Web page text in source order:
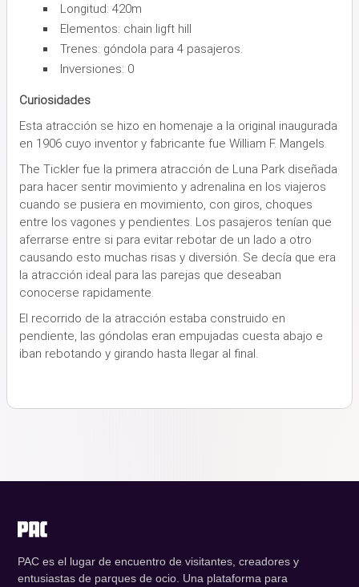
Longitud: 420m
Elementos: chain ligft hill
Trenes: góndola para 4 pasajeros.
Inversiones: 0
Curiosidades
Esta atracción se hizo en homenaje a la original inaugurada
en 1906 cuyo inventor y fabricante fue William F. Mangels.
The Tickler fue la primera atracción de Luna Park diseñada
para hacer sentir movimiento y adrenalina en los viajeros
cuando se pusiera en movimiento, con giros, choques
entre los vagones y pendientes. Los pasajeros tenían que
aferrarse entre si para evitar rebotar de un lado a otro
causando esto muchas risas y diversión. Se decía que era
la atracción ideal para las parejas que deseaban
conocerse rapidamente.
El recorrido de la atracción estaba construido en
pendiente, las góndolas eran empujadas cuesta abajo e
iban rebotando y girando hasta llegar al final.
PAC es el lugar de encuentro de visitantes, creadores y
entusiastas de parques de ocio. Una plataforma para